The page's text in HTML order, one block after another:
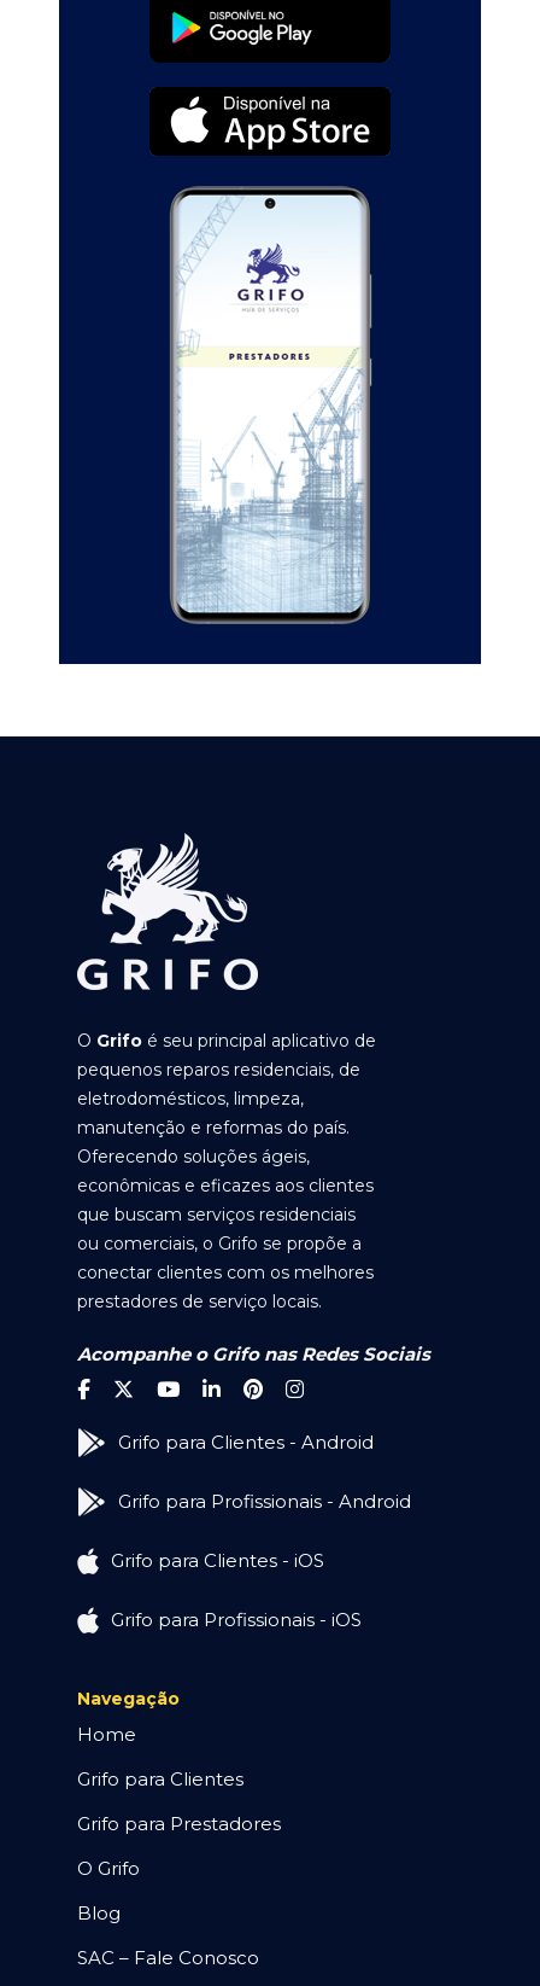
O Grifo é seu principal aplicativo de
pequenos reparos residenciais, de
eletrodomésticos, limpeza,
manutenção e reformas do país.
Oferecendo soluções ágeis,
econômicas e eficazes aos clientes
que buscam serviços residenciais
ou comerciais, o Grifo se propõe a
conectar clientes com os melhores
prestadores de serviço locais.
Acompanhe o Grifo nas Redes Sociais
Grifo para Clientes - Android
Grifo para Profissionais - Android
Grifo para Clientes - iOS
Grifo para Profissionais - iOS
Navegação
Home
Grifo para Clientes
Grifo para Prestadores
O Grifo
Blog
SAC – Fale Conosco